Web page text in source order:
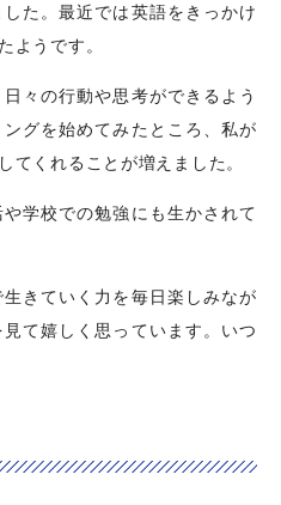
た。最近では英語をきっかけ
ようです。
々の行動や思考ができるよう
グを始めてみたところ、私が
てくれることが増えました。
学校での勉強にも生かされて
きていく力を毎日楽しみなが
て嬉しく思っています。いつ